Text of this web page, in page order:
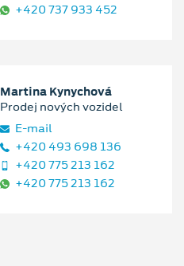
+420 737 933 452
Martina Kynychová
Prodej nových vozidel
E‑mail
+420 493 698 136
+420 775 213 162
+420 775 213 162